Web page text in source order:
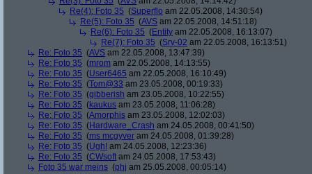
Re(4): Foto 35 (Superflo am 22.05.2008, 14:30:54)
Re(5): Foto 35 (AVS am 22.05.2008, 14:51:18)
Re(6): Foto 35 (Entity am 22.05.2008, 16:13:07)
Re(7): Foto 35 (Srv-02 am 22.05.2008, 16:13:51)
Re: Foto 35 (AVS am 22.05.2008, 13:47:39)
Re: Foto 35 (mrom am 22.05.2008, 14:13:55)
Re: Foto 35 (User6465 am 22.05.2008, 16:10:49)
Re: Foto 35 (Tom@33 am 23.05.2008, 00:19:33)
Re: Foto 35 (gibberish am 23.05.2008, 10:22:55)
Re: Foto 35 (kaukus am 23.05.2008, 11:06:28)
Re: Foto 35 (Amorphis am 23.05.2008, 12:02:03)
Re: Foto 35 (Hardware_Crash am 24.05.2008, 00:41:50)
Re: Foto 35 (ms mcgyver am 24.05.2008, 01:39:28)
Re: Foto 35 (Ugh! am 24.05.2008, 12:23:36)
Re: Foto 35 (CWsoft am 24.05.2008, 17:53:43)
Foto 35 war meins (phj am 25.05.2008, 00:05:14)